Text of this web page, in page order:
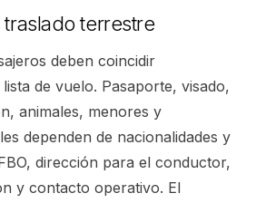
terrestre
deben coincidir
de vuelo. Pasaporte, visado,
animales, menores y
dependen de nacionalidades y
dirección para el conductor,
y contacto operativo. El